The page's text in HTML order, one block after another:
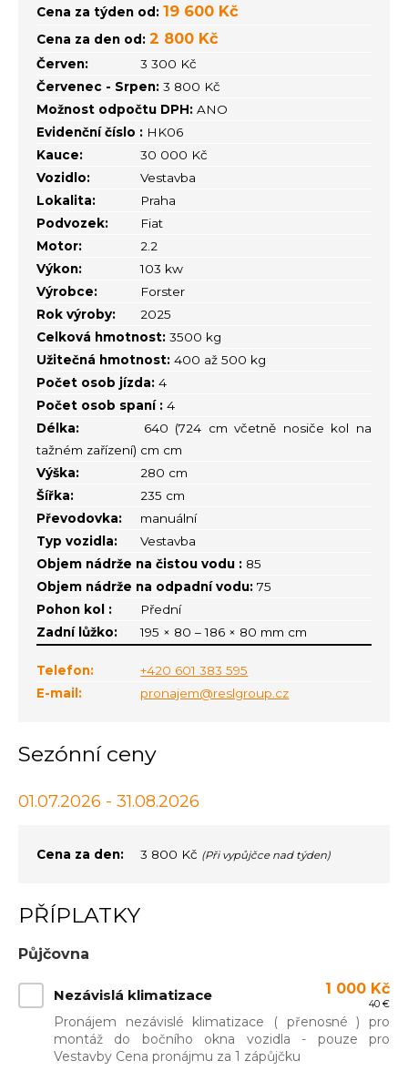
Cena za týden od: 19 600 Kč
Cena za den od: 2 800 Kč
Červen:
3 300 Kč
Červenec - Srpen: 3 800 Kč
Možnost odpočtu DPH: ANO
Evidenční číslo : HK06
Kauce:
30 000 Kč
Vozidlo:
Vestavba
Lokalita:
Praha
Podvozek:
Fiat
Motor:
2.2
Výkon:
103 kw
Výrobce:
Forster
Rok výroby:
2025
Celková hmotnost: 3500 kg
Užitečná hmotnost: 400 až 500 kg
Počet osob jízda: 4
Počet osob spaní : 4
Délka:
640 (724 cm včetně nosiče kol na
tažném zařízení) cm cm
Výška:
280 cm
Šířka:
235 cm
Převodovka:
manuální
Typ vozidla:
Vestavba
Objem nádrže na čistou vodu : 85
Objem nádrže na odpadní vodu: 75
Pohon kol :
Přední
Zadní lůžko:
195 × 80 – 186 × 80 mm cm
Telefon:
+420 601 383 595
E-mail:
pronajem@reslgroup.cz
Sezónní ceny
01.07.2026 - 31.08.2026
Cena za den: 3 800 Kč (Při vypůjčce nad týden)
PŘÍPLATKY
Půjčovna
Nezávislá klimatizace 1 000 Kč
40 €
Pronájem nezávislé klimatizace ( přenosné ) pro
montáž do bočního okna vozidla - pouze pro
Vestavby Cena pronájmu za 1 zápůjčku